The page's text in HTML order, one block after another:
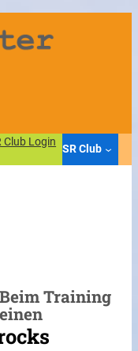
Club Login
SR Club
Training